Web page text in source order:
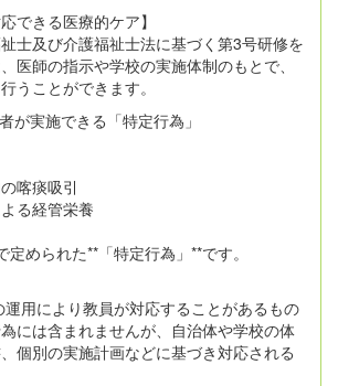
できる医療的ケア】
士及び介護福祉士法に基づく第3号研修を
医師の指示や学校の実施体制のもとで、
うことができます。
実施できる「特定行為」
喀痰吸引
る経管栄養
定められた**「特定行為」**です。
用により教員が対応することがあるもの
には含まれませんが、自治体や学校の体
個別の実施計画などに基づき対応される